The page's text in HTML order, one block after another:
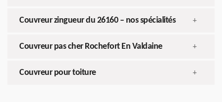
Couvreur zingueur du 26160 – nos spécialités +
Couvreur pas cher Rochefort En Valdaine +
Couvreur pour toiture +